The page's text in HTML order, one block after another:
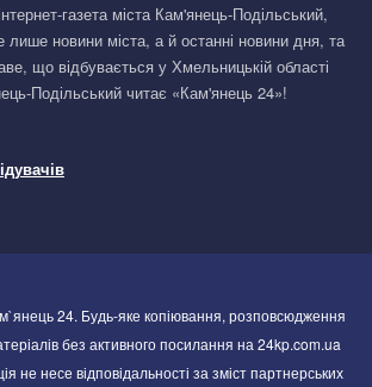
газета міста Кам'янець-Подільський,
новини міста, а й останні новини дня, та
що відбувається у Хмельницькій області
Подільський читає «Кам'янець 24»!
24. Будь-яке копіювання, розповсюдження
без активного посилання на 24kp.com.ua
не несе відповідальності за зміст партнерських